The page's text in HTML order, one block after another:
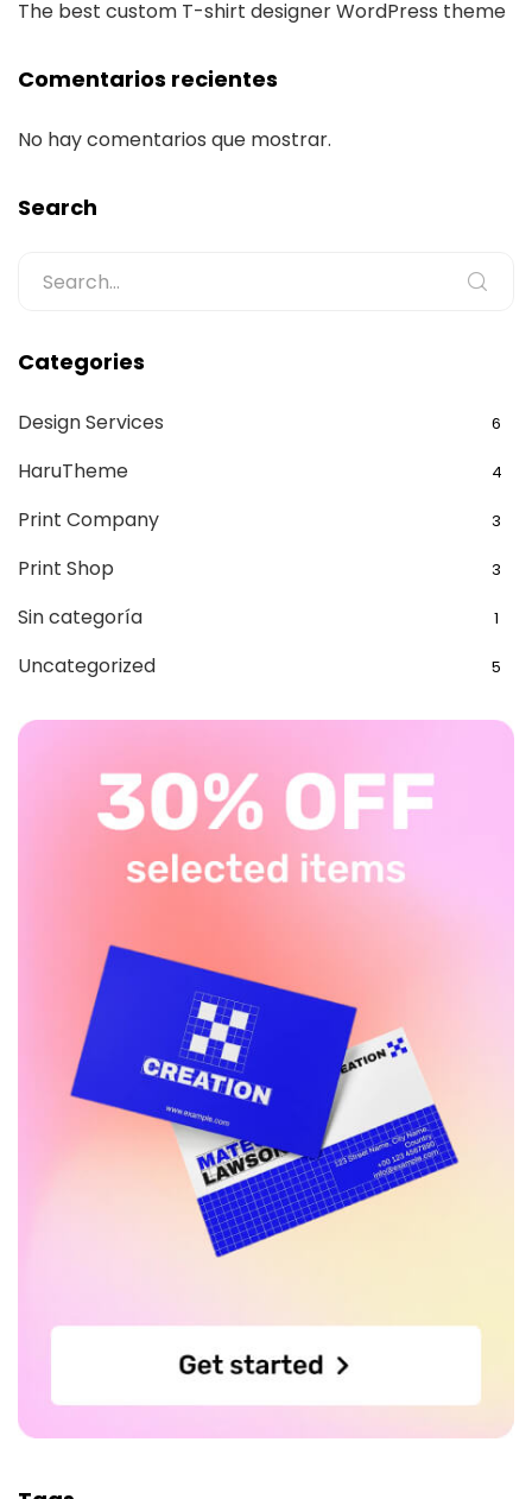
The best custom T-shirt designer WordPress theme
Comentarios recientes
No hay comentarios que mostrar.
Search
Categories
Design Services 6
HaruTheme 4
Print Company 3
Print Shop 3
Sin categoría 1
Uncategorized 5